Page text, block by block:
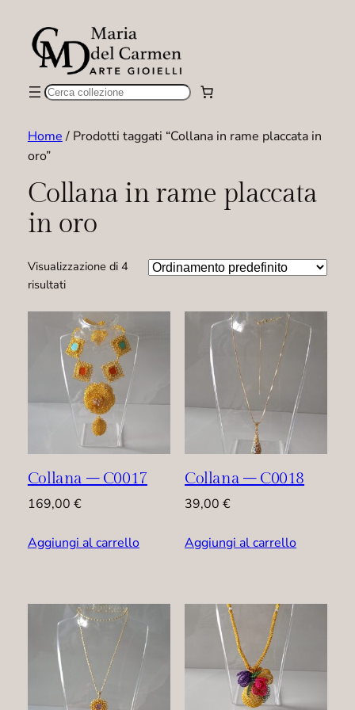
Cerca
Home/ Prodotti taggati “Collana in rame placcata in
oro”
Collana in rame placcata
in oro
Visualizzazione di 4
risultati
Collana – C0017
169,00 €
Aggiungi al carrello
Collana – C0018
39,00€
Aggiungi al carrello